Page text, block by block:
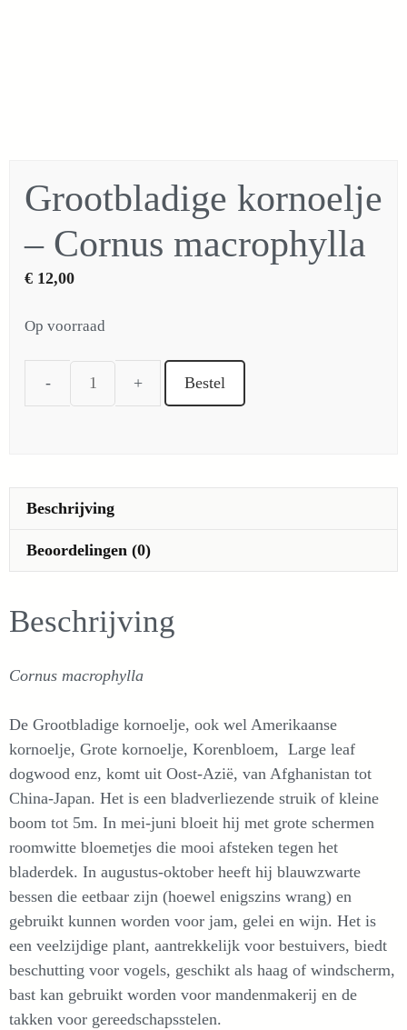
Grootbladige kornoelje
– Cornus macrophylla
€ 12,00
Op voorraad
Grootbladige
macrophylla
Bestel
Beschrijving
Beoordelingen (0)
Beschrijving
Cornus macrophylla
De Grootbladige kornoelje, ook wel Amerikaanse
kornoelje, Grote kornoelje, Korenbloem, Large leaf
dogwood enz, komt uit Oost-Azië, van Afghanistan tot
China-Japan. Het is een bladverliezende struik of kleine
boom tot 5m. In mei-juni bloeit hij met grote schermen
roomwitte bloemetjes die mooi afsteken tegen het
bladerdek. In augustus-oktober heeft hij blauwzwarte
bessen die eetbaar zijn (hoewel enigszins wrang) en
gebruikt kunnen worden voor jam, gelei en wijn. Het is
een veelzijdige plant, aantrekkelijk voor bestuivers, biedt
beschutting voor vogels, geschikt als haag of windscherm,
bast kan gebruikt worden voor mandenmakerij en de
takken voor gereedschapsstelen.